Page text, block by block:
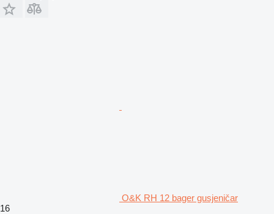
O&K RH 12 bager gusjeničar
16